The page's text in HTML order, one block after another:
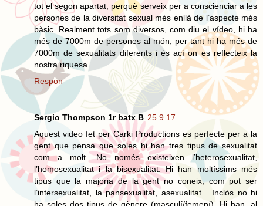
tot el segon apartat, perquè serveix per a conscienciar a les
persones de la diversitat sexual més enllà de l’aspecte més
bàsic. Realment tots som diversos, com diu el vídeo, hi ha
més de 7000m de persones al món, per tant hi ha més de
7000m de sexualitats diferents i és ací on es reflecteix la
nostra riquesa.
Respon
Sergio Thompson 1r batx B 25.9.17
Aquest video fet per Carki Productions es perfecte per a la
gent que pensa que soles hi han tres tipus de sexualitat
com a molt. No només existeixen l’heterosexualitat,
l’homosexualitat i la bisexualitat. Hi han moltíssims més
tipus que la majoria de la gent no coneix, com pot ser
l’intersexualitat, la pansexualitat, asexualitat... Inclós no hi
ha soles dos tipus de gènere (masculí/femení). Hi han, al